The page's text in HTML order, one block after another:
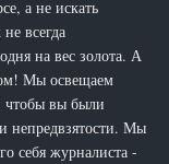
а не искать
всегда
на вес золота. А
Мы освещаем
чтобы вы были
непредвзятости. Мы
себя журналиста -